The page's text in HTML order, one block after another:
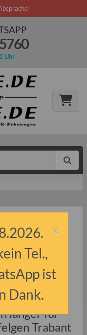
Uhr
länger für
Trabant
x
Tel.,
ist
Dank.